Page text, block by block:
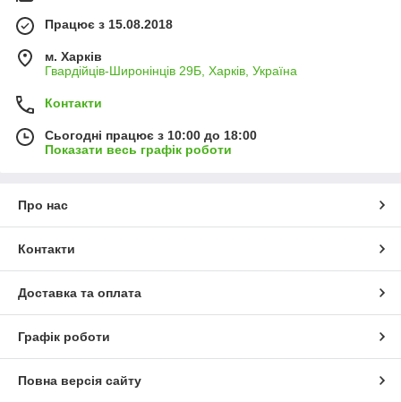
Працює з 15.08.2018
м. Харків
Гвардійців-Широнінців 29Б, Харків, Україна
Контакти
Сьогодні працює з 10:00 до 18:00
Показати весь графік роботи
Про нас
Контакти
Доставка та оплата
Графік роботи
Повна версія сайту